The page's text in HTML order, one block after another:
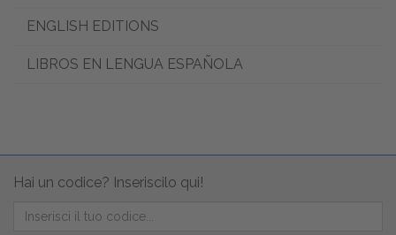
ENGLISH EDITIONS
LIBROS EN LENGUA ESPAÑOLA
Hai un codice? Inseriscilo qui!